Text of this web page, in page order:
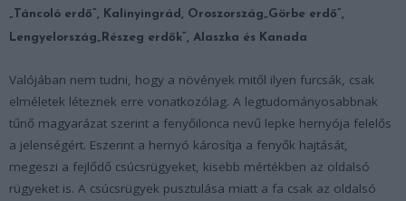
„Táncoló erdő”, Kalinyingrád, Oroszország„Görbe erdő”,
Lengyelország„Részeg erdők”, Alaszka és Kanada
Valójában nem tudni, hogy a növények mitől ilyen furcsák, csak
elméletek léteznek erre vonatkozólag. A legtudományosabbnak
tűnő magyarázat szerint a fenyőilonca nevű lepke hernyója felelős
a jelenségért. Eszerint a hernyó károsítja a fenyők hajtását,
megeszi a fejlődő csúcsrügyeket, kisebb mértékben az oldalsó
rügyeket is. A csúcsrügyek pusztulása miatt a fa csak az oldalsó